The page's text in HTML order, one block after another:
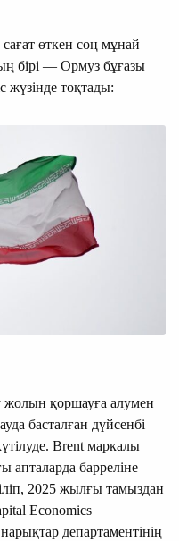
өткен соң мұнай
бірі — Ормуз бұғазы
жүзінде тоқтады:
жолын қоршауға алумен
басталған дүйсенбі
Brent маркалы
апталарда барреліне
2025 жылғы тамыздан
Economics
департаментінің